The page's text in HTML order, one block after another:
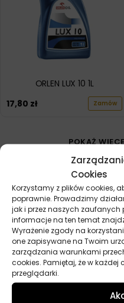
Cookies
Korzystamy z plików cookies,
poprawnie. Prowadzimy
jak i przez naszych zaufanych
informacje na ten temat
Wyrażenie zgody na
one zapisywane na Twoim
zarządzania warunkami
cookies. Pamiętaj, że w
przeglądarki.
ORLEN LUX 10 1L
17,80 zł Zamów
POKAŻ
Przydatne linki
Oleje
Chemia
Kosmetyki